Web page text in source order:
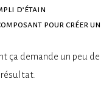
d’étain
pour créer un
ça demande un peu de